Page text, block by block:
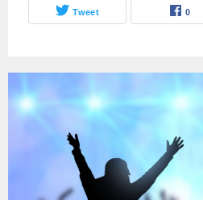
Tweet 0